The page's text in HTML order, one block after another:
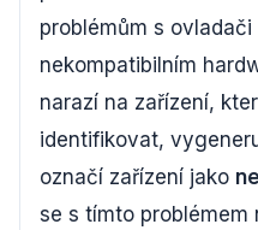
problémům s
nekompatibilním
narazí na zařízení,
identifikovat,
označí zařízení jako
se s tímto